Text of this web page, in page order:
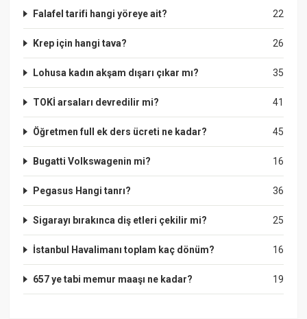
22
Falafel tarifi hangi yöreye ait?
26
Krep için hangi tava?
35
Lohusa kadın akşam dışarı çıkar mı?
41
TOKİ arsaları devredilir mi?
45
Öğretmen full ek ders ücreti ne kadar?
16
Bugatti Volkswagenin mi?
36
Pegasus Hangi tanrı?
25
Sigarayı bırakınca diş etleri çekilir mi?
16
İstanbul Havalimanı toplam kaç dönüm?
19
657 ye tabi memur maaşı ne kadar?